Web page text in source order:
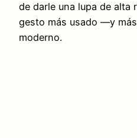
de darle una lupa de alta
gesto más usado —y
moderno.